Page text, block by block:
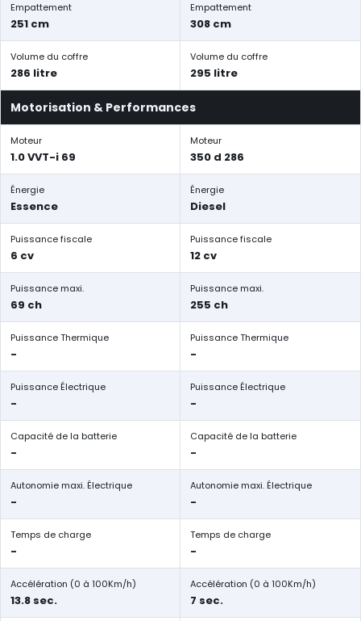
Empattement
251 cm
Empattement
308 cm
Volume du coffre
286 litre
Volume du coffre
295 litre
Motorisation & Performances
Moteur
1.0 VVT-i 69
Moteur
350 d 286
Énergie
Essence
Énergie
Diesel
Puissance fiscale
6 cv
Puissance fiscale
12 cv
Puissance maxi.
69 ch
Puissance maxi.
255 ch
Puissance Thermique
-
Puissance Thermique
-
Puissance Électrique
-
Puissance Électrique
-
Capacité de la batterie
-
Capacité de la batterie
-
Autonomie maxi. Électrique
-
Autonomie maxi. Électrique
-
Temps de charge
-
Temps de charge
-
Accélération (0 à 100Km/h)
13.8 sec.
Accélération (0 à 100Km/h)
7 sec.